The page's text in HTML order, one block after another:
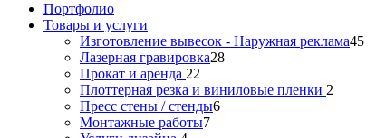
Портфолио
Товары и услуги
Изготовление вывесок - Наружная реклама45
Лазерная гравировка28
Прокат и аренда 22
Плоттерная резка и виниловые пленки 2
Пресс стены / стенды6
Монтажные работы7